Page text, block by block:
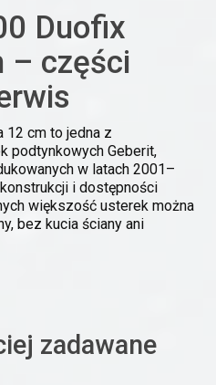
Duofix
– części
12 cm to jedna z
podtynkowych Geberit,
w latach 2001–
i dostępności
większość usterek można
bez kucia ściany ani
zadawane